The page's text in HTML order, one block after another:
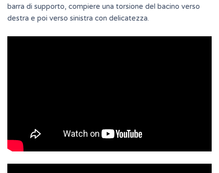
barra di supporto, compiere una torsione del bacino verso
destra e poi verso sinistra con delicatezza.